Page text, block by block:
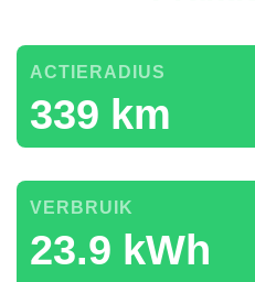
339 km
ACTIERADIUS
23.9 kWh
VERBRUIK